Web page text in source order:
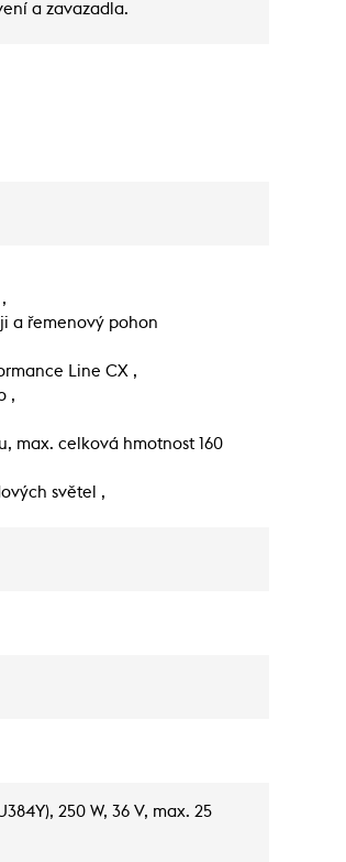
a zavazadla.
a řemenový pohon
Line CX ,
,
max. celková hmotnost 160
světel ,
250 W, 36 V, max. 25